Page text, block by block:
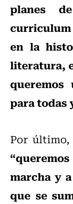
planes
en la
literatura,
queremos
para todas
Por
marcha y
que se